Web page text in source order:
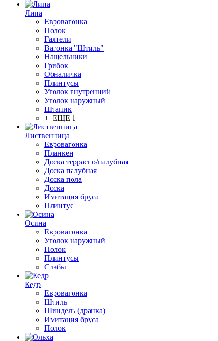
Липа
Евровагонка
Полок
Галтели
Вагонка "Штиль"
Нащельники
Грибок
Обналичка
Плинтусы
Уголок внутренний
Уголок наружный
Штапик
+ ЕЩЕ 1
Лиственница
Евровагонка
Планкен
Доска террасно/палубная
Доска палубная
Доска пола
Доска
Имитация бруса
Плинтус
Осина
Евровагонка
Уголок наружный
Полок
Плинтусы
Слэбы
Кедр
Евровагонка
Штиль
Шиндель (дранка)
Имитация бруса
Полок